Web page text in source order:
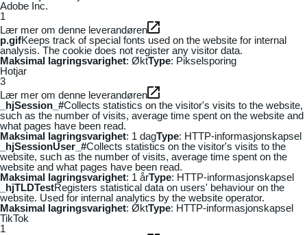
Adobe Inc.
1
Lær mer om denne leverandøren
p.gifKeeps track of special fonts used on the website for internal
analysis. The cookie does not register any visitor data.
Maksimal lagringsvarighet: ØktType: Pikselsporing
Hotjar
3
Lær mer om denne leverandøren
_hjSession_#Collects statistics on the visitor's visits to the website,
such as the number of visits, average time spent on the website and
what pages have been read.
Maksimal lagringsvarighet: 1 dagType: HTTP-informasjonskapsel
_hjSessionUser_#Collects statistics on the visitor's visits to the
website, such as the number of visits, average time spent on the
website and what pages have been read.
Maksimal lagringsvarighet: 1 årType: HTTP-informasjonskapsel
_hjTLDTestRegisters statistical data on users' behaviour on the
website. Used for internal analytics by the website operator.
Maksimal lagringsvarighet: ØktType: HTTP-informasjonskapsel
TikTok
1